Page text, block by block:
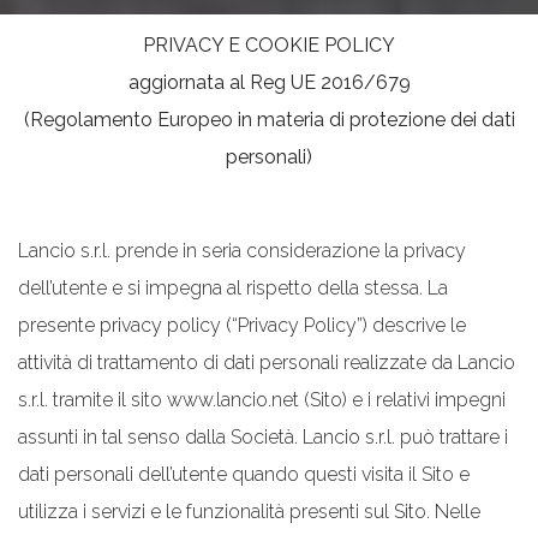
PRIVACY E COOKIE POLICY
aggiornata al Reg UE 2016/679
(Regolamento Europeo in materia di protezione dei dati
personali)
Lancio s.r.l. prende in seria considerazione la privacy
dell’utente e si impegna al rispetto della stessa. La
presente privacy policy (“Privacy Policy”) descrive le
attività di trattamento di dati personali realizzate da Lancio
s.r.l. tramite il sito www.lancio.net (Sito) e i relativi impegni
assunti in tal senso dalla Società. Lancio s.r.l. può trattare i
dati personali dell’utente quando questi visita il Sito e
utilizza i servizi e le funzionalità presenti sul Sito. Nelle